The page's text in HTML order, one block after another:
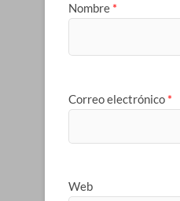
Nombre *
Correo electrónico *
Web